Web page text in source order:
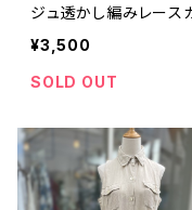
ジュ透かし編みレース
トソー
¥3,500
SOLD OUT